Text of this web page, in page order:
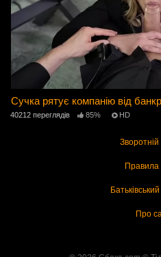
Сучка рятує компанію від
40212 переглядів 85% HD
Зворотній
Правила
Про